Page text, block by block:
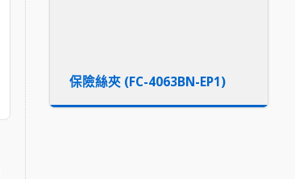
保險絲夾 (FC-4063BN-EP1)